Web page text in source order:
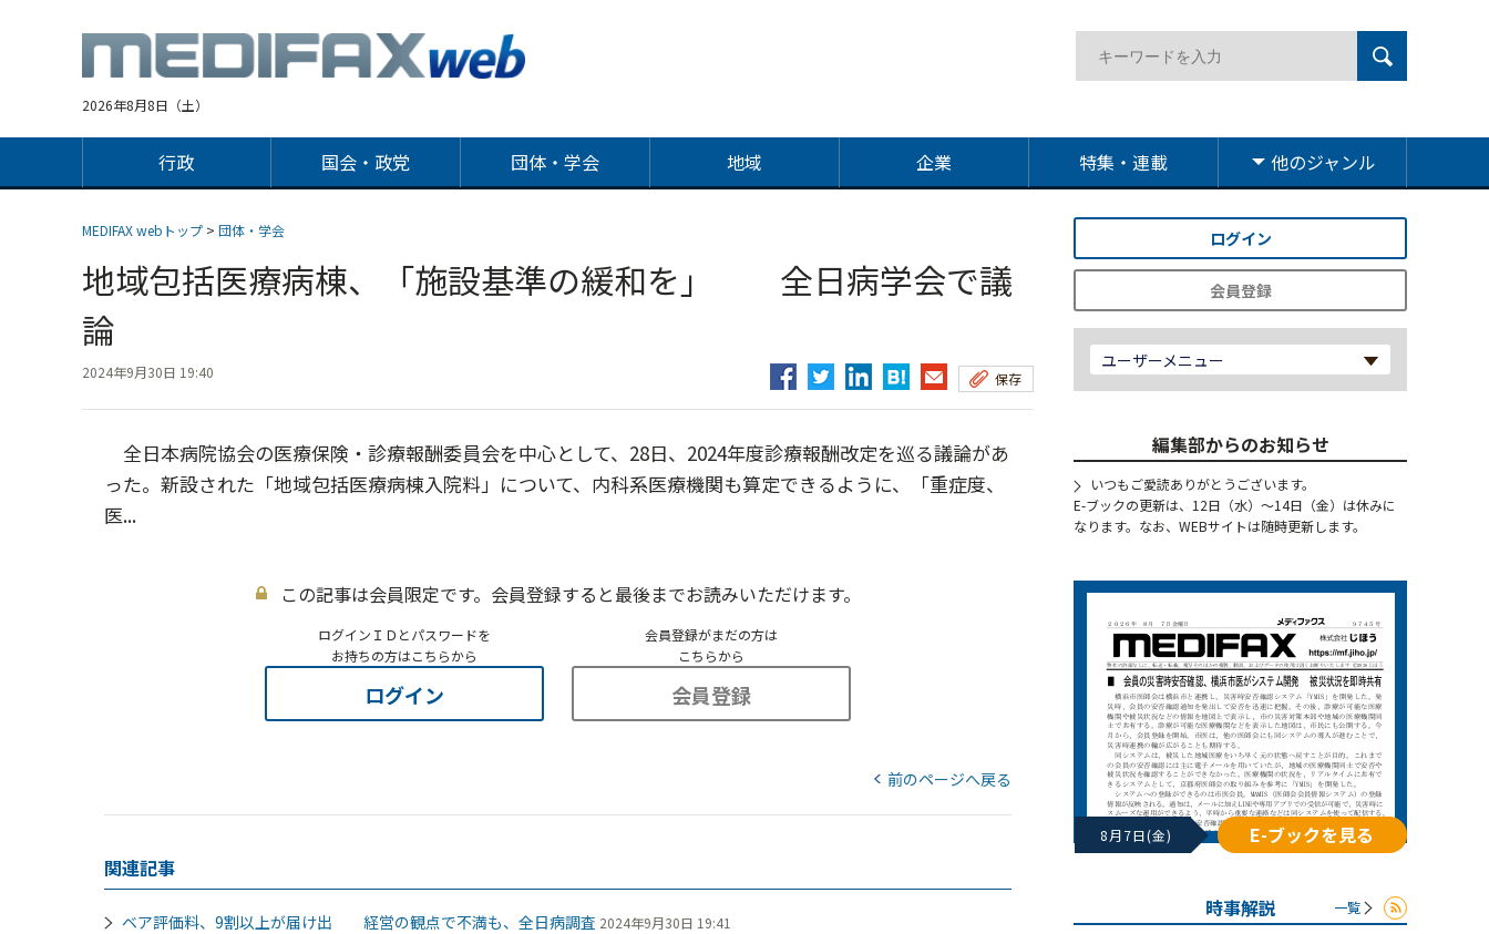
2026年8月8日（土）
行政 国会・政党 団体・学会 地域 企業 特集・連載 他のジャンル
MEDIFAX webトップ > 団体・学会
地域包括医療病棟、「施設基準の緩和を」 全日病学会で議
論
2024年9月30日 19:40 保存
全日本病院協会の医療保険・診療報酬委員会を中心として、28日、2024年度診療報酬改定を巡る議論があ
った。新設された「地域包括医療病棟入院料」について、内科系医療機関も算定できるように、「重症度、
医...
この記事は会員限定です。会員登録すると最後までお読みいただけます。
ログインＩＤとパスワードを
お持ちの方はこちらから
ログイン
会員登録がまだの方は
こちらから
会員登録
前のページへ戻る
関連記事
ベア評価料、9割以上が届け出 経営の観点で不満も、全日病調査 2024年9月30日 19:41
ログイン
会員登録
ユーザーメニュー
編集部からのお知らせ
いつもご愛読ありがとうございます。
E-ブックの更新は、12日（水）～14日（金）は休みに
なります。なお、WEBサイトは随時更新します。
8月7日(金) E-ブックを見る
時事解説 一覧